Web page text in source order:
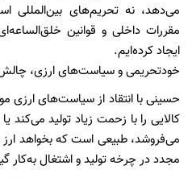
می‌دهد، نه تحریم‌های بین‌المللی
مقررات داخلی و قوانین
ایجاد کرده‌ایم.
خودتحریمی و سیاست‌های ارزی،
حسینی با انتقاد از سیاست‌های ارزی
کالایی را با زحمت زیاد تولید می‌کند
می‌فروشد، طبیعی است که بخواهد ارز
مجدد در چرخه تولید و اشتغال به‌کار